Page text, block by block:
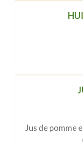
Jus de pomme